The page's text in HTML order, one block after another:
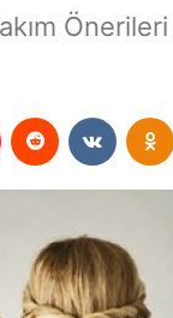
Önerileri
Pinterest Reddit